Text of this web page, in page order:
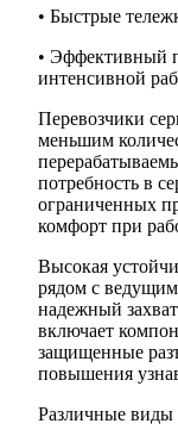
• Быстрые
• Эффективный
интенсивной
Перевозчики
меньшим
потребность в
ограниченных
комфорт при
Высокая
рядом с
надежный
включает
защищенные
повышения
Различные виды